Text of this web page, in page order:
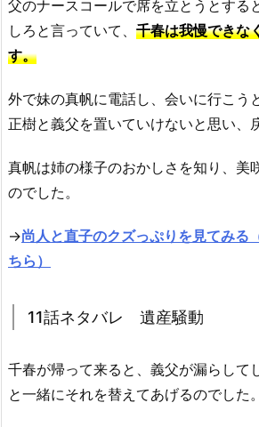
父のナースコールで席を立とうとする
しろと言っていて、 千春は我慢できな
す。
外で妹の真帆に電話し、会いに行こう
正樹と義父を置いていけないと思い、
真帆は姉の様子のおかしさを知り、美
のでした。
→尚人と直子のクズっぷりを見てみる
ちら）
11話ネタバレ 遺産騒動
千春が帰って来ると、義父が漏らして
と一緒にそれを替えてあげるのでした。